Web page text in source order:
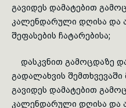
გავიდეს დამატებით
კალენდარული დღისა და
შეფასების ჩატარებისა;
დასკვნით გამოცდაზე
გადალახვის
გავიდეს დამატებით
კალენდარული დღისა და